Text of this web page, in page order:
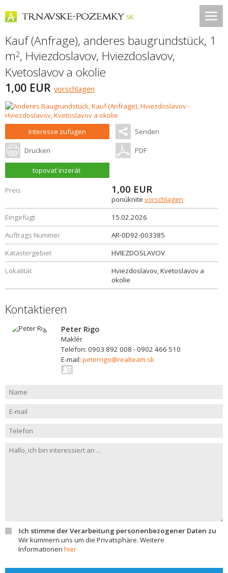
Kauf (Anfrage), anderes baugrundstück, 1
m2, Hviezdoslavov, Hviezdoslavov,
Kvetoslavov a okolie
1,00 EUR vorschlagen
Interesse zufügen Senden
Drucken PDF
topovať inzerát
Preis 1,00 EUR
ponúknite vorschlagen
Eingefügt
15.02.2026
Auftrags Nummer
AR-0D92-003385
Katastergebiet
HVIEZDOSLAVOV
Lokalität
Hviezdoslavov, Kvetoslavov a
okolie
Kontaktieren
Peter Rigo
Maklér
Telefon: 0903 892 008 - 0902 466 510
E-mail: peterrigo@realteam.sk
Ich stimme der Verarbeitung personenbezogener Daten zu
Wir kümmern uns um die Privatsphäre. Weitere
Informationen hier